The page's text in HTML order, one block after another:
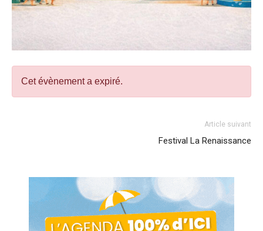
Cet évènement a expiré.
Article suivant
Festival La Renaissance